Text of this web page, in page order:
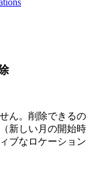
ん。削除できるの
新しい月の開始時
ブなロケーション